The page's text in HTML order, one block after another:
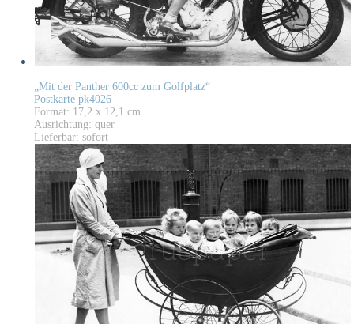
„Mit der Panther 600cc zum Golfplatz“
Postkarte pk4026
Format: 17,2 x 12,1 cm
Ausrichtung: quer
Lieferbar: sofort